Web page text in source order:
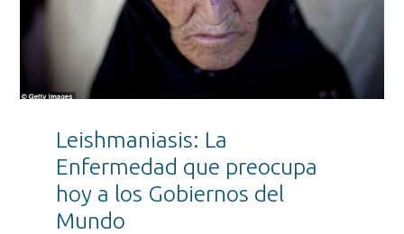
Leishmaniasis: La
Enfermedad que preocupa
hoy a los Gobiernos del
Mundo